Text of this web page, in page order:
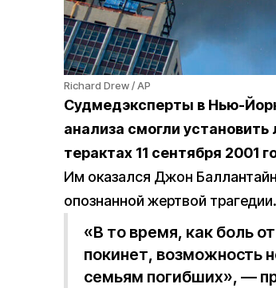
Richard Drew / AP
Судмедэксперты в Нью-
анализа смогли
терактах 11 сентября 2001
Им оказался Джон
опознанной жертвой трагедии.
«В то время, как боль
покинет, возможность
семьям погибших», —